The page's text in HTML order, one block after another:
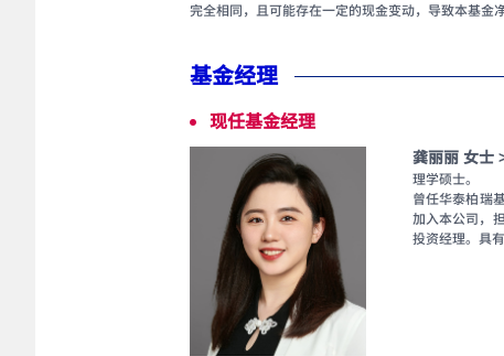
完全相同，且可能存在一定的现金变动，导致本基金
基金经理
现任基金经理
龚丽丽 女士
理学硕士。
曾任华泰柏瑞
加入本公司，
投资经理。具